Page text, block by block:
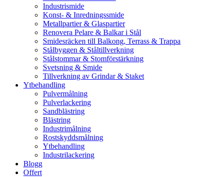
Industrismide
Konst- & Inredningssmide
Metallpartier & Glaspartier
Renovera Pelare & Balkar i Stål
Smidesräcken till Balkong, Terrass & Trappa
Stålbyggen & Ståltillverkning
Stålstommar & Stomförstärkning
Svetsning & Smide
Tillverkning av Grindar & Staket
Ytbehandling
Pulvermålning
Pulverlackering
Sandblästring
Blästring
Industrimålning
Rostskyddsmålning
Ytbehandling
Industrilackering
Blogg
Offert